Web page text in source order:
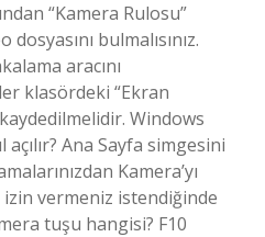
“Kamera Rulosu”
bulmalısınız.
aracını
klasördeki “Ekran
Windows
Ana Sayfa simgesini
Kamera’yı
vermeniz istendiğinde
tuşu hangisi? F10